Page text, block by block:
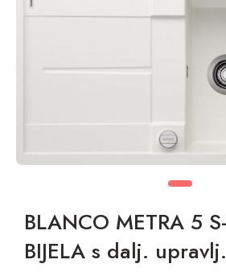
BLANCO METRA 5
BIJELA s dalj. upravlj.